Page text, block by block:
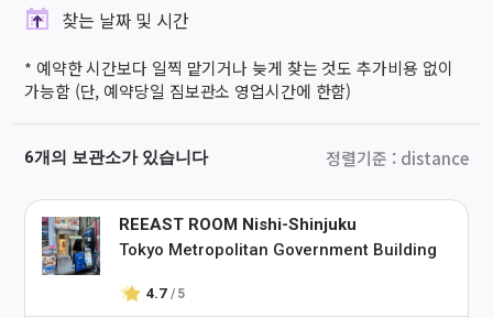
찾는 날짜 및 시간
* 예약한 시간보다 일찍 맡기거나 늦게 찾는 것도 추가비용 없이
가능함 (단, 예약당일 짐보관소 영업시간에 한함)
6개의 보관소가 있습니다 정렬기준 : distance
REEAST ROOM Nishi-Shinjuku
Tokyo Metropolitan Government Building
4.7 / 5